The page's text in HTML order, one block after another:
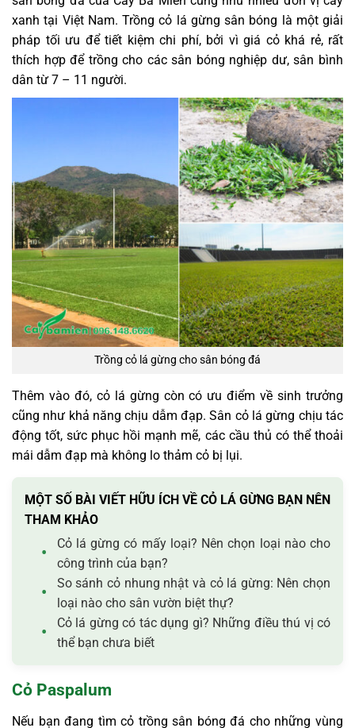
xanh tại Việt Nam. Trồng cỏ lá gừng sân bóng là một giải
pháp tối ưu để tiết kiệm chi phí, bởi vì giá cỏ khá rẻ, rất
thích hợp để trồng cho các sân bóng nghiệp dư, sân bình
dân từ 7 – 11 người.
Trồng cỏ lá gừng cho sân bóng đá
Thêm vào đó, cỏ lá gừng còn có ưu điểm về sinh trưởng
cũng như khả năng chịu dẫm đạp. Sân cỏ lá gừng chịu tác
động tốt, sức phục hồi mạnh mẽ, các cầu thủ có thể thoải
mái dẫm đạp mà không lo thảm cỏ bị lụi.
MỘT SỐ BÀI VIẾT HỮU ÍCH VỀ CỎ LÁ GỪNG BẠN NÊN
THAM KHẢO
Cỏ lá gừng có mấy loại? Nên chọn loại nào cho
công trình của bạn?
So sánh cỏ nhung nhật và cỏ lá gừng: Nên chọn
loại nào cho sân vườn biệt thự?
Cỏ lá gừng có tác dụng gì? Những điều thú vị có
thể bạn chưa biết
Cỏ Paspalum
Nếu bạn đang tìm cỏ trồng sân bóng đá cho những vùng